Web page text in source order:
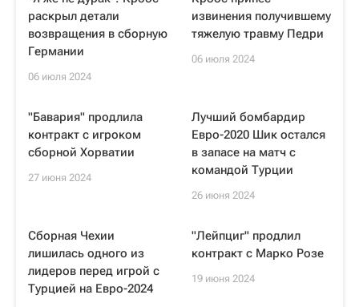
раскрыл детали
возвращения в сборную
Германии
06 июля 2024
извинения получившему
тяжелую травму Педри
06 июля 2024
"Бавария" продлила
контракт с игроком
сборной Хорватии
27 июня 2024
Лучший бомбардир
Евро-2020 Шик остался
в запасе на матч с
командой Турции
26 июня 2024
Сборная Чехии
лишилась одного из
лидеров перед игрой с
Турцией на Евро-2024
"Лейпциг" продлил
контракт с Марко Розе
19 июня 2024